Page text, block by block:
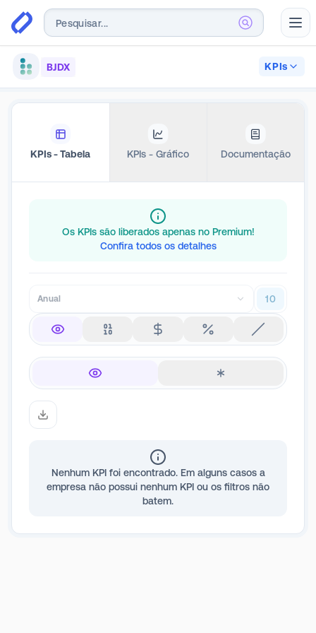
BJDX KPIs
KPIs - Tabela KPIs - Gráfico Documentação
Os KPIs são liberados apenas no Premium!
Confira todos os detalhes
Anual 10
Nenhum KPI foi encontrado. Em alguns casos a
empresa não possui nenhum KPI ou os filtros não
batem.